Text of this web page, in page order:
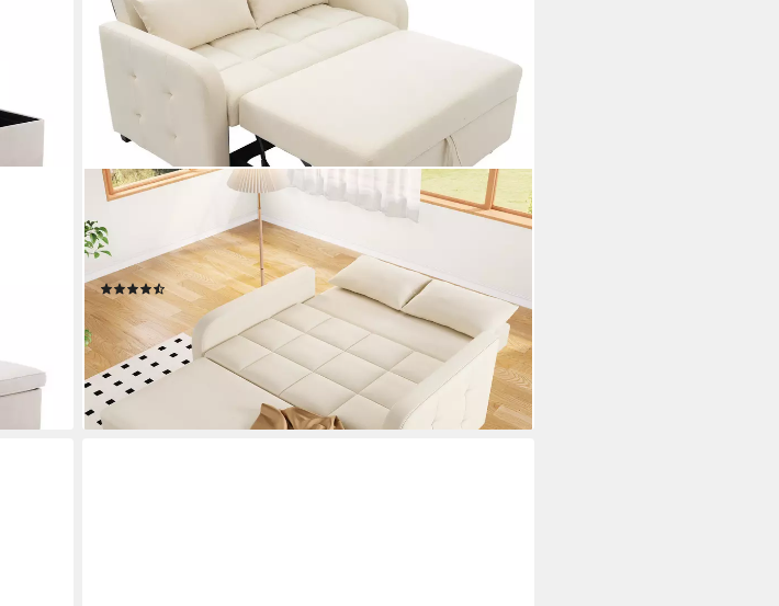
MERAX
Schlafsofa mit verstellbarer Rückenlehne & Kissen,
127x75x94 cm/127x180x57 cm 1 Teile, Doppel-Klappsofa
Multifunktions Polstersofa Sofabett aus Leinen
(11)
295,99 € UVP 699,99 €
-58%
lieferbar - in 5-6 Werktagen bei dir